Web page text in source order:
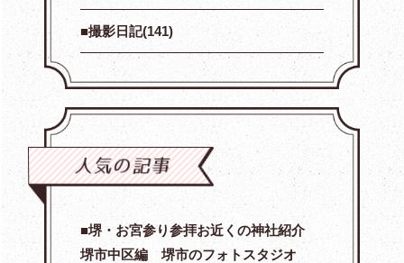
撮影日記(141)
堺・お宮参り参拝お近くの神社紹介
堺市中区編 堺市のフォトスタジオ